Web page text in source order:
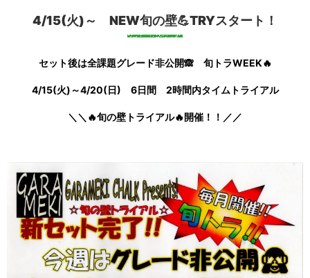
4/15(火)～ NEW旬の壁💪TRYスタート！
セット後は全課題グレード非公開🙈 旬トラWEEK🔥
4/15(火)～4/20(日) 6日間 2時間内タイムトライアル
＼＼🔥旬の壁トライアル🔥開催！！／／